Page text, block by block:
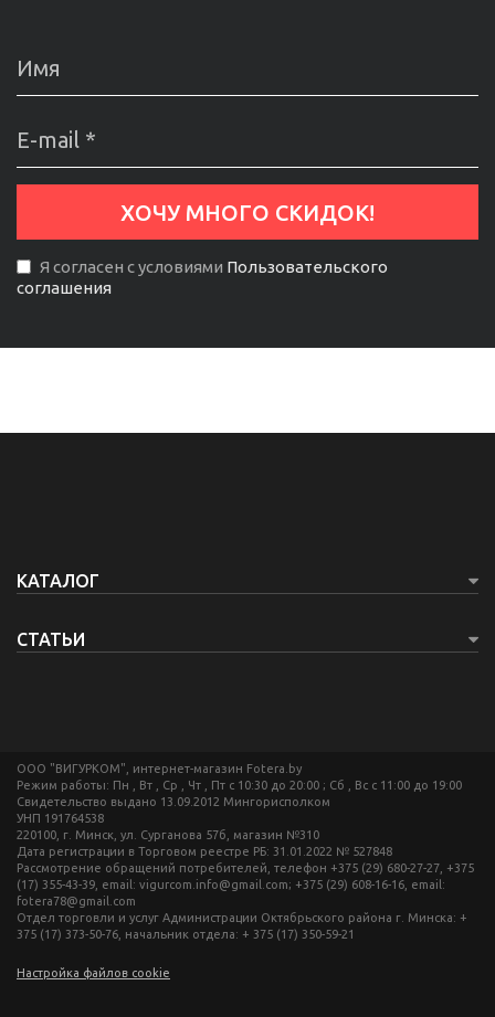
Я согласен с условиями Пользовательского
соглашения
КАТАЛОГ
СТАТЬИ
ООО "ВИГУРКОМ", интернет-магазин Fotera.by
Режим работы: Пн , Вт , Ср , Чт , Пт c 10:30 до 20:00 ; Сб , Вс c 11:00 до 19:00
Свидетельство выдано 13.09.2012 Мингорисполком
УНП 191764538
220100, г. Минск, ул. Сурганова 57б, магазин №310
Дата регистрации в Торговом реестре РБ: 31.01.2022 № 527848
Рассмотрение обращений потребителей, телефон +375 (29) 680-27-27, +375
(17) 355-43-39, email: vigurcom.info@gmail.com; +375 (29) 608-16-16, email:
fotera78@gmail.com
Отдел торговли и услуг Администрации Октябрьского района г. Минска: +
375 (17) 373-50-76, начальник отдела: + 375 (17) 350-59-21
Настройка файлов cookie